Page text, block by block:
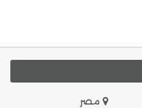
مصر